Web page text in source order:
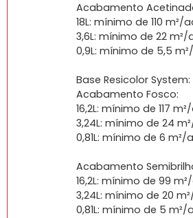
Acabamento
18L: mínimo de 110
3,6L: mínimo de 22
0,9L: mínimo de 5,5
Base Resicolor System:
Acabamento Fosco:
16,2L: mínimo de 117
3,24L: mínimo de 24
0,81L: mínimo de 6
Acabamento
16,2L: mínimo de 99
3,24L: mínimo de 20
0,81L: mínimo de 5